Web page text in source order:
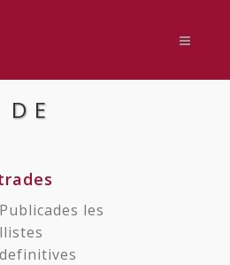
Publicades les
llistes
definitives